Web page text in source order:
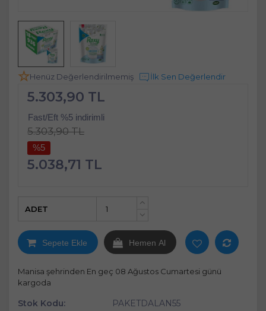
Henüz Değerlendirilmemiş İlk Sen Değerlendir
5.303,90 TL
Fast/Eft %5 indirimli
5.303,90 TL
%5
5.038,71 TL
+
ADET
Sepete Ekle Hemen Al
Manisa şehrinden En geç 08 Ağustos Cumartesi günü
kargoda
Stok Kodu:
PAKETDALAN55